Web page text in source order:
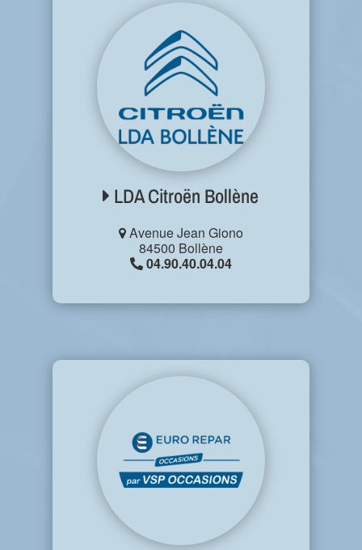
LDA Citroën Bollène
Avenue Jean Giono
84500 Bollène
04.90.40.04.04